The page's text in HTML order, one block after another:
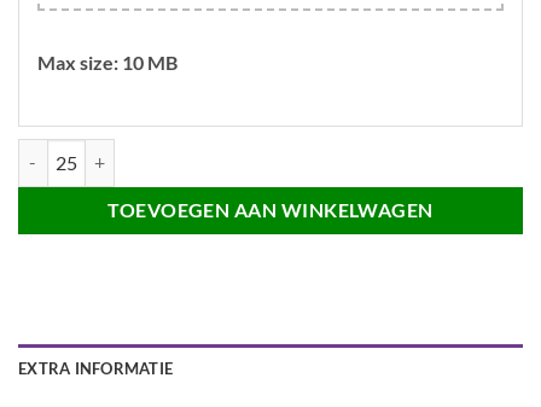
Max size: 10 MB
TOEVOEGEN AAN WINKELWAGEN
EXTRA INFORMATIE